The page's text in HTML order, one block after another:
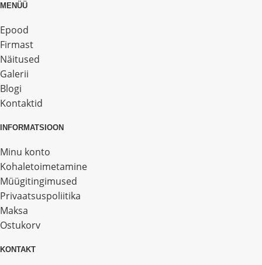
MENÜÜ
Epood
Firmast
Näitused
Galerii
Blogi
Kontaktid
INFORMATSIOON
Minu konto
Kohaletoimetamine
Müügitingimused
Privaatsuspoliitika
Maksa
Ostukorv
KONTAKT